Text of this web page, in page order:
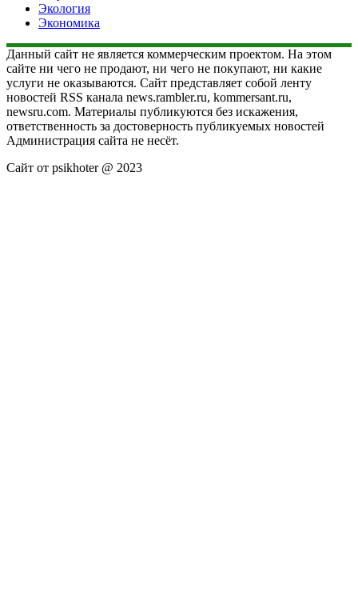
Экология
Экономика
Данный сайт не является коммерческим проектом. На этом
сайте ни чего не продают, ни чего не покупают, ни какие
услуги не оказываются. Сайт представляет собой ленту
новостей RSS канала news.rambler.ru, kommersant.ru,
newsru.com. Материалы публикуются без искажения,
ответственность за достоверность публикуемых новостей
Администрация сайта не несёт.
Сайт от psikhoter @ 2023